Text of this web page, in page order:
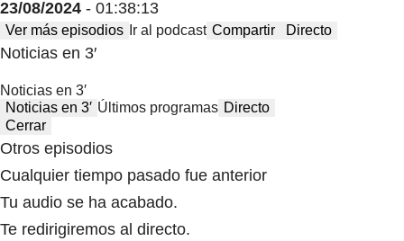
23/08/2024 - 01:38:13
Ver más episodios Ir al podcast Compartir Directo
Noticias en 3′
Noticias en 3′
Noticias en 3′ Últimos programas Directo
Cerrar
Otros episodios
Cualquier tiempo pasado fue anterior
Tu audio se ha acabado.
Te redirigiremos al directo.